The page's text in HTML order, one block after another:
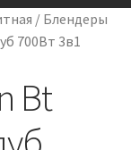
/ Блендеры
700Вт 3в1
Bt